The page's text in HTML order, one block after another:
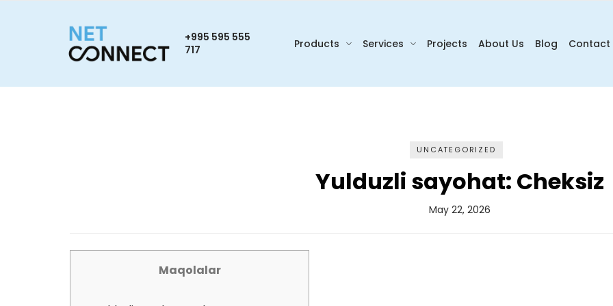
+995 595 555
717
Products Services Projects About Us Blog Contact
UNCATEGORIZED
Yulduzli sayohat: Cheksiz
May 22, 2026
Maqolalar